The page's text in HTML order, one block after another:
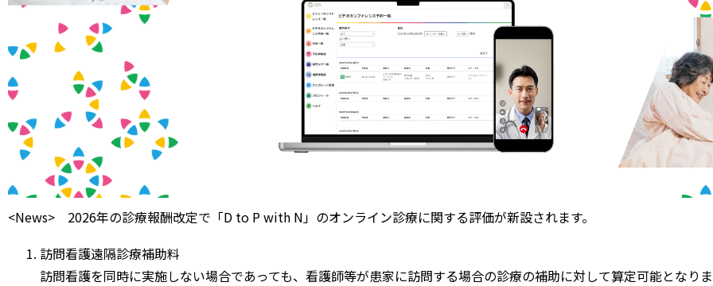
<News> 2026年の診療報酬改定で「D to P with N」のオンライン診療に関する評価が新設されます。
訪問看護遠隔診療補助料
訪問看護を同時に実施しない場合であっても、看護師等が患家に訪問する場合の診療の補助に対して算定可能となり